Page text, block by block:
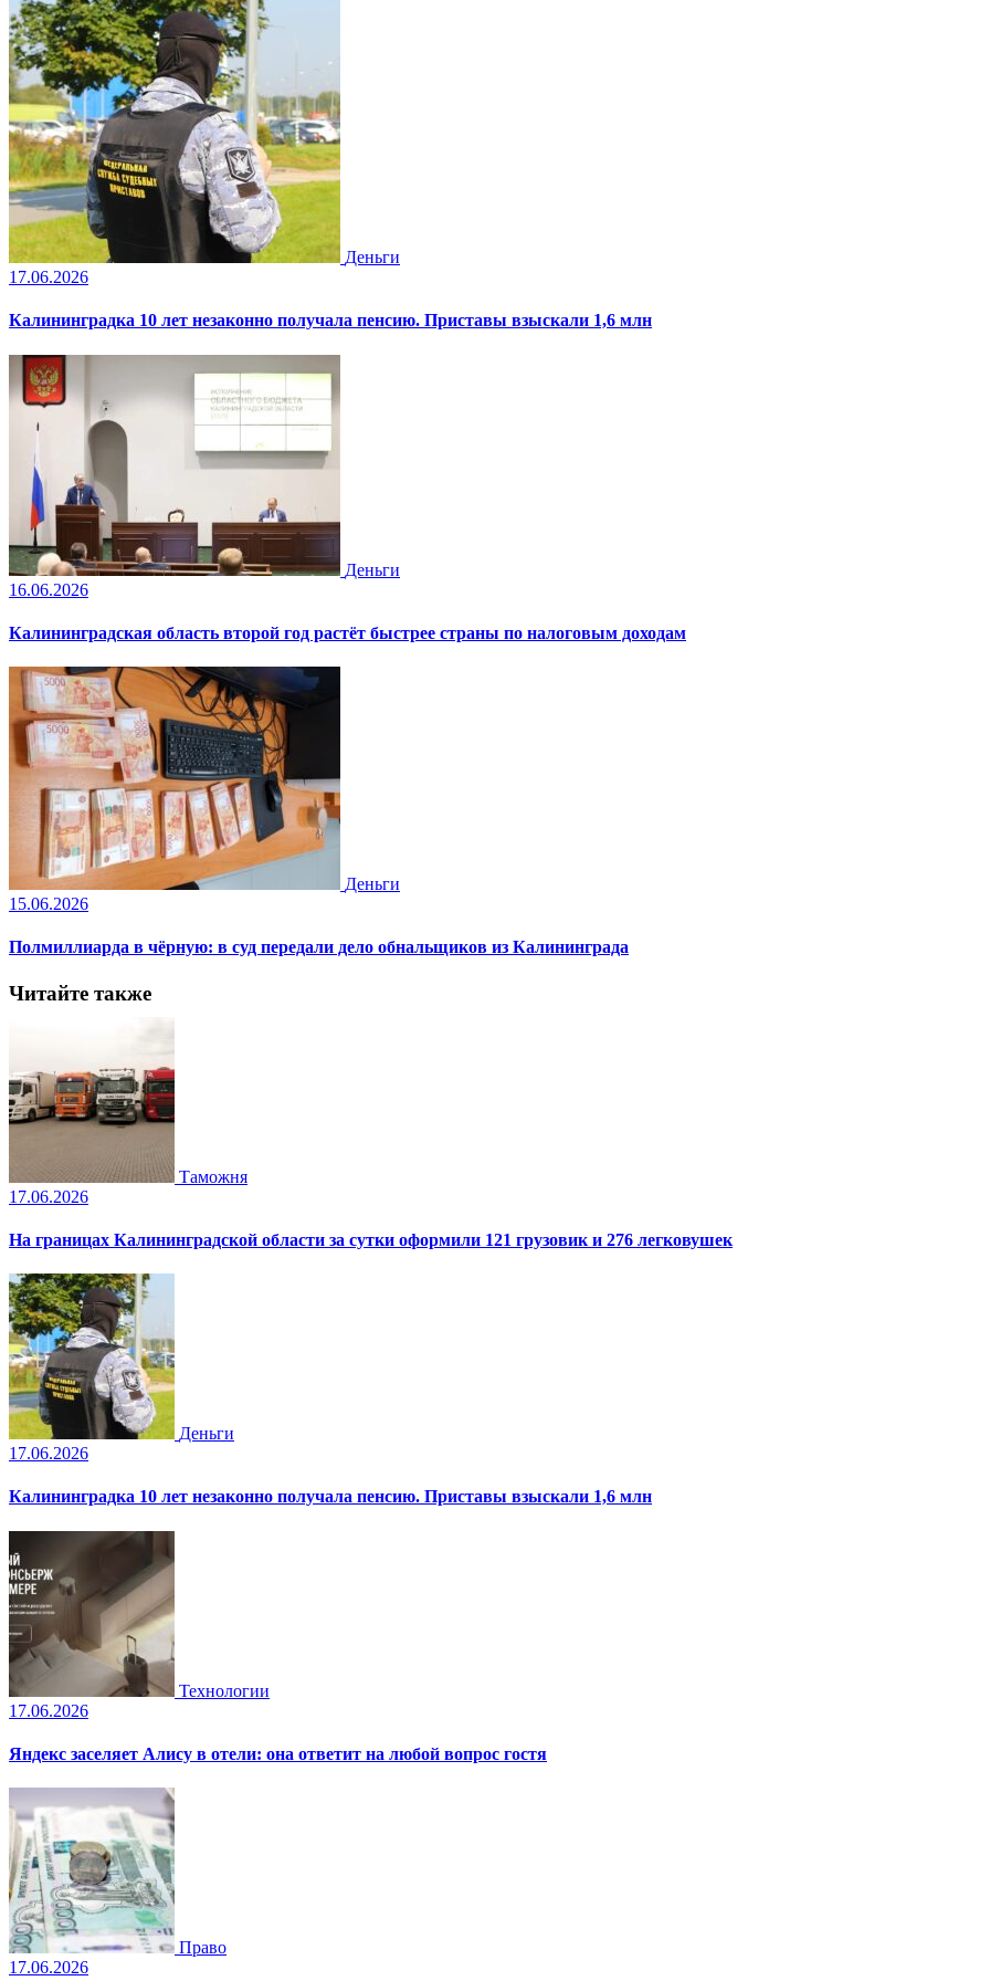
Деньги
17.06.2026
Калининградка 10 лет незаконно получала пенсию. Приставы взыскали 1,6 млн
Деньги
16.06.2026
Калининградская область второй год растёт быстрее страны по налоговым доходам
Деньги
15.06.2026
Полмиллиарда в чёрную: в суд передали дело обнальщиков из Калининграда
Читайте также
Таможня
17.06.2026
На границах Калининградской области за сутки оформили 121 грузовик и 276 легковушек
Деньги
17.06.2026
Калининградка 10 лет незаконно получала пенсию. Приставы взыскали 1,6 млн
Технологии
17.06.2026
Яндекс заселяет Алису в отели: она ответит на любой вопрос гостя
Право
17.06.2026